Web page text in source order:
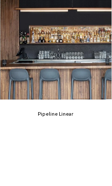
Pipeline Linear